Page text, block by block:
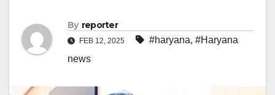
By reporter
FEB 12, 2025 #haryana, #Haryana
news